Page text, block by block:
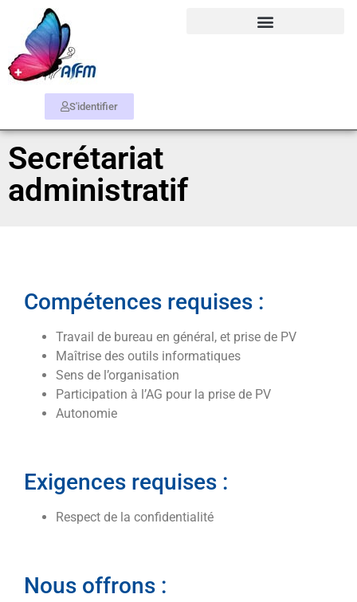
S'identifier
Secrétariat
administratif
Compétences requises :
Travail de bureau en général, et prise de PV
Maîtrise des outils informatiques
Sens de l’organisation
Participation à l’AG pour la prise de PV
Autonomie
Exigences requises :
Respect de la confidentialité
Nous offrons :